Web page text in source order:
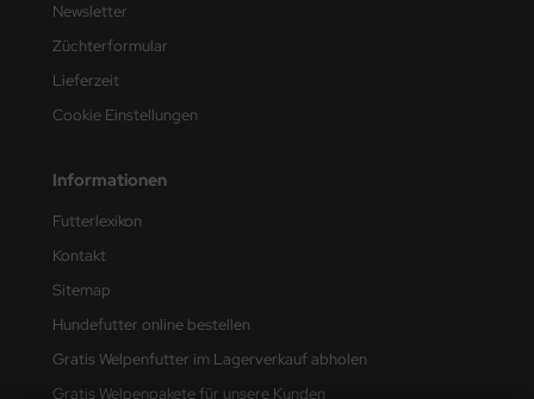
Newsletter
Züchterformular
Lieferzeit
Cookie Einstellungen
Informationen
Futterlexikon
Kontakt
Sitemap
Hundefutter online bestellen
Gratis Welpenfutter im Lagerverkauf abholen
Gratis Welpenpakete für unsere Kunden